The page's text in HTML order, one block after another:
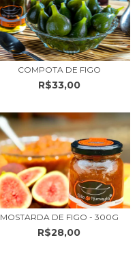
COMPOTA DE FIGO
R$33,00
MOSTARDA DE FIGO - 300G
R$28,00